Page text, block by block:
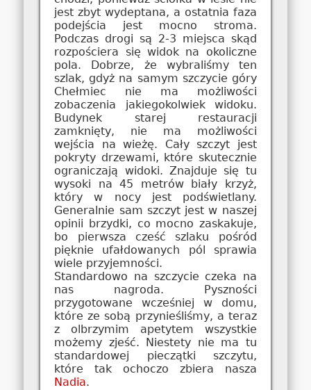
jest zbyt wydeptana, a ostatnia faza
podejścia jest mocno stroma.
Podczas drogi są 2-3 miejsca skąd
rozpościera się widok na okoliczne
pola. Dobrze, że wybraliśmy ten
szlak, gdyż na samym szczycie góry
Chełmiec nie ma możliwości
zobaczenia jakiegokolwiek widoku.
Budynek starej restauracji
zamknięty, nie ma możliwości
wejścia na wieżę. Cały szczyt jest
pokryty drzewami, które skutecznie
ograniczają widoki. Znajduje się tu
wysoki na 45 metrów biały krzyż,
który w nocy jest podświetlany.
Generalnie sam szczyt jest w naszej
opinii brzydki, co mocno zaskakuje,
bo pierwsza cześć szlaku pośród
pięknie ufałdowanych pól sprawia
wiele przyjemności.
Standardowo na szczycie czeka na
nas nagroda. Pyszności
przygotowane wcześniej w domu,
które ze sobą przynieśliśmy, a teraz
z olbrzymim apetytem wszystkie
możemy zjeść. Niestety nie ma tu
standardowej pieczątki szczytu,
które tak ochoczo zbiera nasza
Nadia.